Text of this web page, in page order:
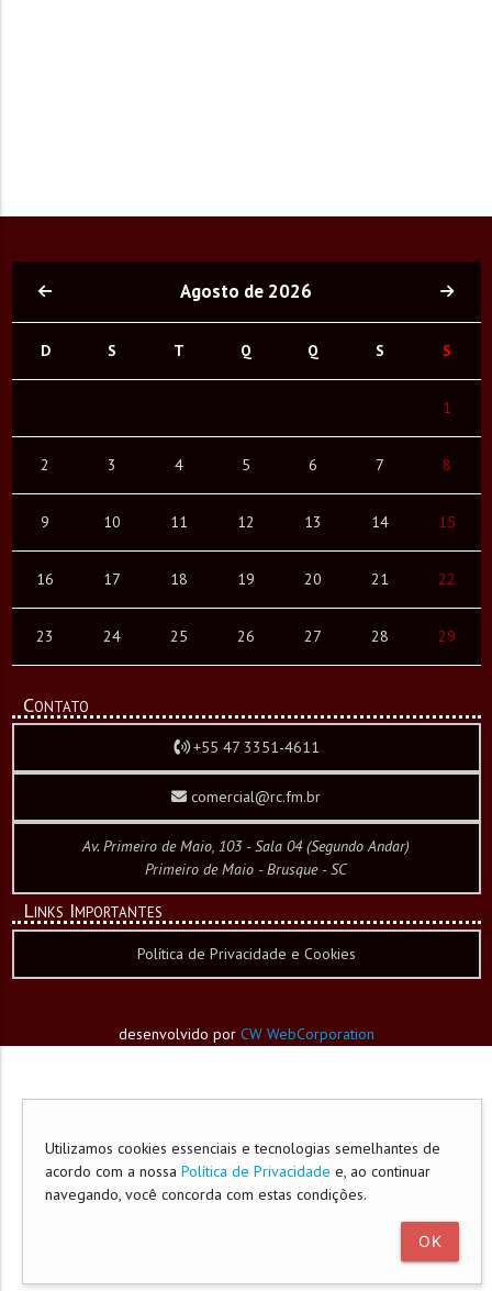
Agosto de 2026
D S T Q Q S S
1
2 3 4 5 6 7 8
9 10 11 12 13 14 15
16 17 18 19 20 21 22
23 24 25 26 27 28 29
Contato
+55 47 3351-4611
comercial@rc.fm.br
Av. Primeiro de Maio, 103 - Sala 04 (Segundo Andar)
Primeiro de Maio - Brusque - SC
Links Importantes
Política de Privacidade e Cookies
desenvolvido por CW WebCorporation
Utilizamos cookies essenciais e tecnologias semelhantes de
acordo com a nossa Política de Privacidade e, ao continuar
navegando, você concorda com estas condições.
OK